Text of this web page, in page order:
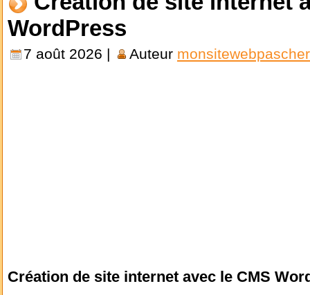
WordPress
7 août 2026 | Auteur monsitewebpascher
Création de site internet avec le CMS